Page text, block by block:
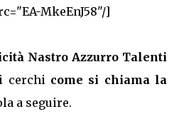
MkeEnJ58"/]
Nastro Azzurro Talenti
cerchi come si chiama la
a seguire.